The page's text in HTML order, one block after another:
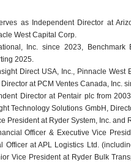
as Independent Director at
West Capital Corp.
Inc. since 2023, Benchmark
2025.
Direct USA, Inc., Pinnacle West
at PCM Ventes Canada, Inc.
Director at Pentair plc from
Technology Solutions GmbH,
President at Ryder System, Inc. and
Officer & Executive Vice
Officer at APL Logistics Ltd.
Vice President at Ryder Bulk